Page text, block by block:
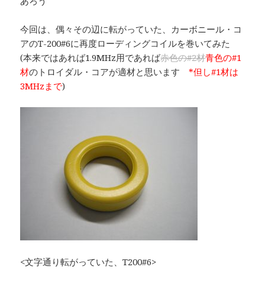
今回は、偶々その辺に転がっていた、カーボニール・コ
アのT-200#6に再度ローディングコイルを巻いてみた
(本来ではあれば1.9MHz用であれば赤色の#2材青色の#1
材のトロイダル・コアが適材と思います*但し#1材は
3MHzまで)
<文字通り転がっていた、T200#6>